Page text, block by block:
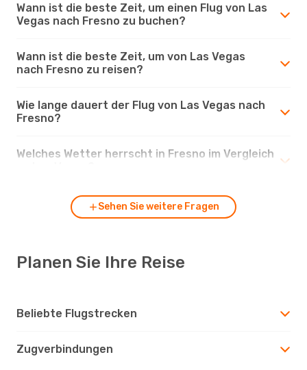
Wann ist die beste Zeit, um einen Flug von Las
Vegas nach Fresno zu buchen?
Wann ist die beste Zeit, um von Las Vegas
nach Fresno zu reisen?
Wie lange dauert der Flug von Las Vegas nach
Fresno?
Welches Wetter herrscht in Fresno im Vergleich
Sehen Sie weitere Fragen
Planen Sie Ihre Reise
Beliebte Flugstrecken
Zugverbindungen